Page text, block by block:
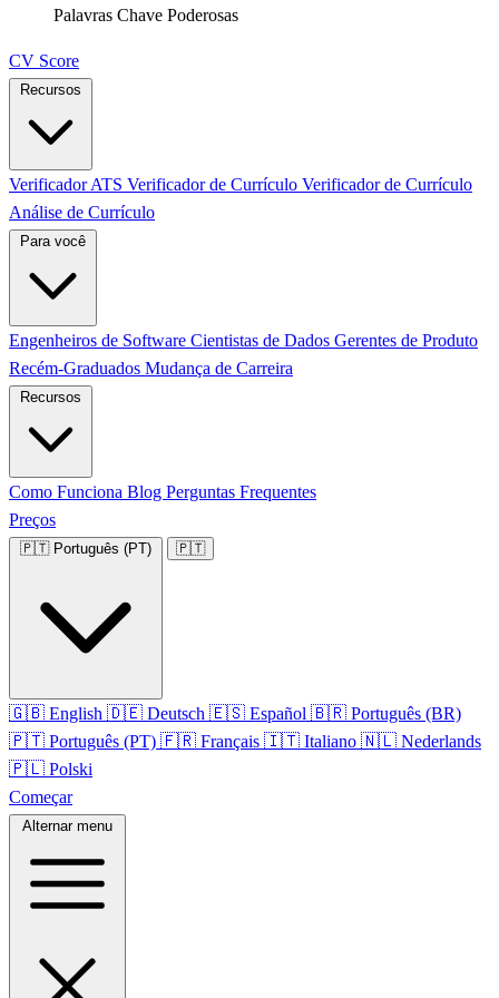
Palavras Chave Poderosas
CV Score
Verificador ATS Verificador de Currículo Verificador de Currículo
Análise de Currículo
Engenheiros de Software Cientistas de Dados Gerentes de Produto
Recém-Graduados Mudança de Carreira
Como Funciona Blog Perguntas Frequentes
Preços
🇵🇹 Português (PT) 🇵🇹
🇬🇧 English 🇩🇪 Deutsch 🇪🇸 Español 🇧🇷 Português (BR)
🇵🇹 Português (PT) 🇫🇷 Français 🇮🇹 Italiano 🇳🇱 Nederlands
🇵🇱 Polski
Começar
Alternar menu